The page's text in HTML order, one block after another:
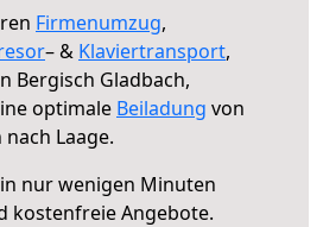
Firmenumzug,
– & Klaviertransport,
Bergisch Gladbach,
optimale Beiladung von
Laage.
in nur wenigen Minuten
kostenfreie Angebote.